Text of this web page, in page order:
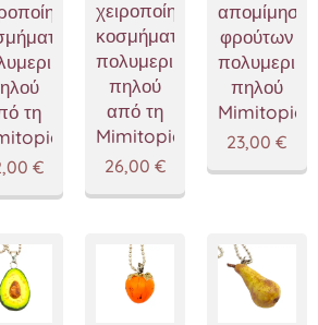
τη
€
χειροποίητα
κοσμήματα
πολυμερικού
πηλού
από τη
Mimitopia
26,00 €
απομίμησης
φρούτων
πηλού
Mimitopia
23,00 €